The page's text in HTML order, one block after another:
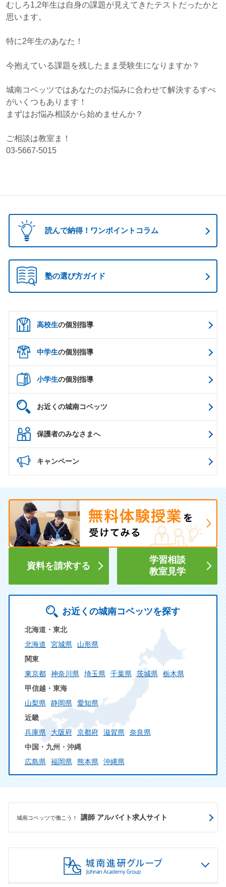
むしろ1,2年生は自身の課題が見えてきたテストだったかと
思います。
特に2年生のあなた！
今抱えている課題を残したまま受験生になりますか？
城南コベッツではあなたのお悩みに合わせて解決するすべ
がいくつもあります！
まずはお悩み相談から始めませんか？
ご相談は教室ま！
03-5667-5015
読んで納得！ワンポイントコラム
塾の選び方ガイド
高校生の個別指導
中学生の個別指導
小学生の個別指導
お近くの城南コベッツ
保護者のみなさまへ
キャンペーン
資料を請求する
学習相談
教室見学
お近くの城南コベッツを探す
北海道・東北
北海道
宮城県
山形県
関東
東京都
神奈川県 埼玉県 千葉県 茨城県
栃木県
甲信越・東海
山梨県
静岡県
愛知県
近畿
兵庫県
大阪府 京都府 滋賀県
奈良県
中国・九州・沖縄
広島県
福岡県 熊本県 沖縄県
城南コベッツで働こう！ 講師 アルバイト求人サイト